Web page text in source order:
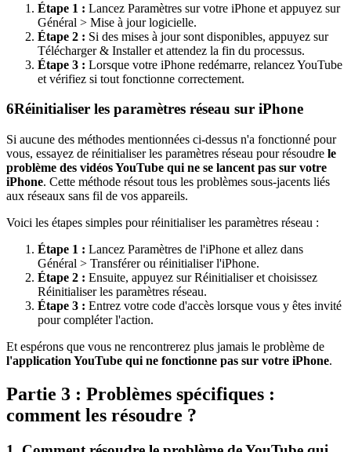
Étape 1 : Lancez Paramètres sur votre iPhone et appuyez sur
Général > Mise à jour logicielle.
Étape 2 : Si des mises à jour sont disponibles, appuyez sur
Télécharger & Installer et attendez la fin du processus.
Étape 3 : Lorsque votre iPhone redémarre, relancez YouTube
et vérifiez si tout fonctionne correctement.
6Réinitialiser les paramètres réseau sur iPhone
Si aucune des méthodes mentionnées ci-dessus n'a fonctionné pour
vous, essayez de réinitialiser les paramètres réseau pour résoudre le
problème des vidéos YouTube qui ne se lancent pas sur votre
iPhone. Cette méthode résout tous les problèmes sous-jacents liés
aux réseaux sans fil de vos appareils.
Voici les étapes simples pour réinitialiser les paramètres réseau :
Étape 1 : Lancez Paramètres de l'iPhone et allez dans
Général > Transférer ou réinitialiser l'iPhone.
Étape 2 : Ensuite, appuyez sur Réinitialiser et choisissez
Réinitialiser les paramètres réseau.
Étape 3 : Entrez votre code d'accès lorsque vous y êtes invité
pour compléter l'action.
Et espérons que vous ne rencontrerez plus jamais le problème de
l'application YouTube qui ne fonctionne pas sur votre iPhone.
Partie 3 : Problèmes spécifiques :
comment les résoudre ?